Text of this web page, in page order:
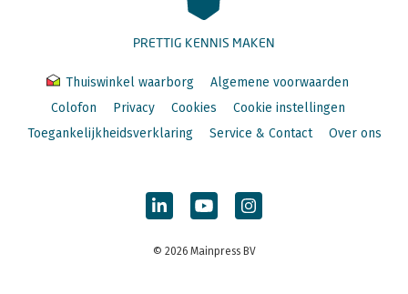
PRETTIG KENNIS MAKEN
Thuiswinkel waarborg
Algemene voorwaarden
Colofon
Privacy Cookies
Cookie instellingen
Toegankelijkheidsverklaring
Service & Contact Over ons
© 2026 Mainpress BV